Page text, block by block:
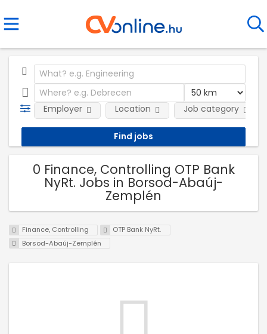
Employer Location Job category
0 Finance, Controlling OTP Bank
NyRt. Jobs in Borsod-Abaúj-
Zemplén
Finance, Controlling
OTP Bank NyRt.
Borsod-Abaúj-Zemplén